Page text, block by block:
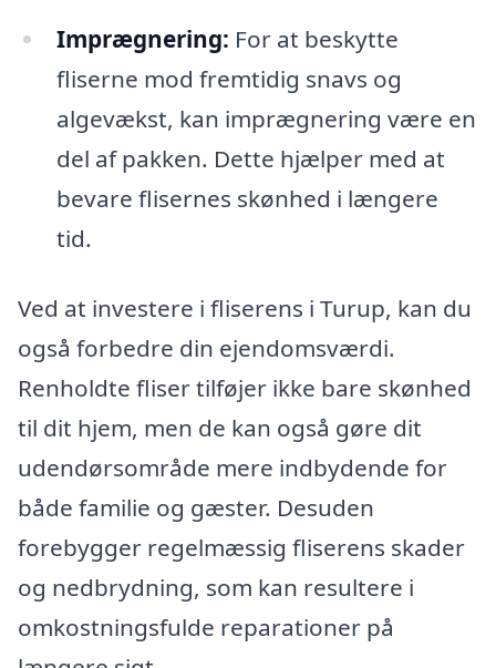
Imprægnering: For at beskytte
fliserne mod fremtidig snavs og
algevækst, kan imprægnering være en
del af pakken. Dette hjælper med at
bevare flisernes skønhed i længere
tid.
Ved at investere i fliserens i Turup, kan du
også forbedre din ejendomsværdi.
Renholdte fliser tilføjer ikke bare skønhed
til dit hjem, men de kan også gøre dit
udendørsområde mere indbydende for
både familie og gæster. Desuden
forebygger regelmæssig fliserens skader
og nedbrydning, som kan resultere i
omkostningsfulde reparationer på